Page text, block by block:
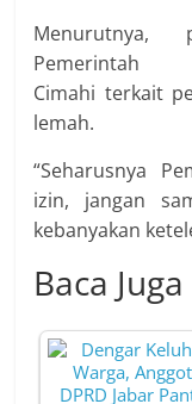
Menurutnya,
Cimahi terkait
lemah.
“Seharusnya
izin, jangan
kebanyakan
Baca Juga